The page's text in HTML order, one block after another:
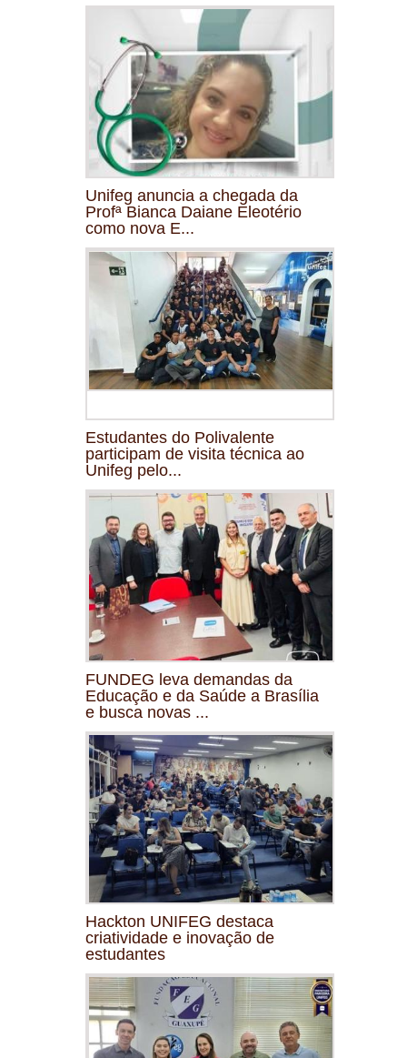
Unifeg anuncia a chegada da
Profª Bianca Daiane Eleotério
como nova E...
Estudantes do Polivalente
participam de visita técnica ao
Unifeg pelo...
FUNDEG leva demandas da
Educação e da Saúde a Brasília
e busca novas ...
Hackton UNIFEG destaca
criatividade e inovação de
estudantes